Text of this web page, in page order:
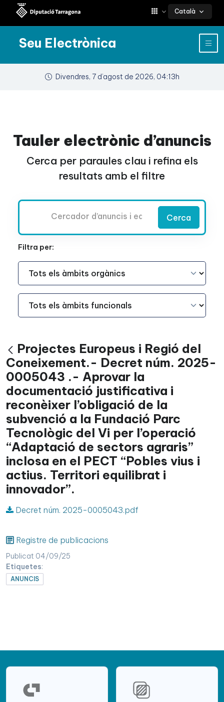
Català
Seu Electrònica
Divendres, 7 d’agost de 2026, 04:13h
Tauler electrònic d’anuncis
Cerca per paraules clau i refina els
resultats amb el filtre
Cerca
Filtra per:
Àmbit Funcional
Àmbit Funcional
Vés enrere
Projectes Europeus i Regió del
Coneixement.- Decret núm. 2025-
0005043 .- Aprovar la
documentació justificativa i
reconèixer l’obligació de la
subvenció a la Fundació Parc
Tecnològic del Vi per l’operació
“Adaptació de sectors agraris”
inclosa en el PECT “Pobles vius i
actius. Territori equilibrat i
innovador”.
Decret núm. 2025-0005043.pdf
Registre de publicacions
Publicat 04/09/25
Etiquetes:
ANUNCIS